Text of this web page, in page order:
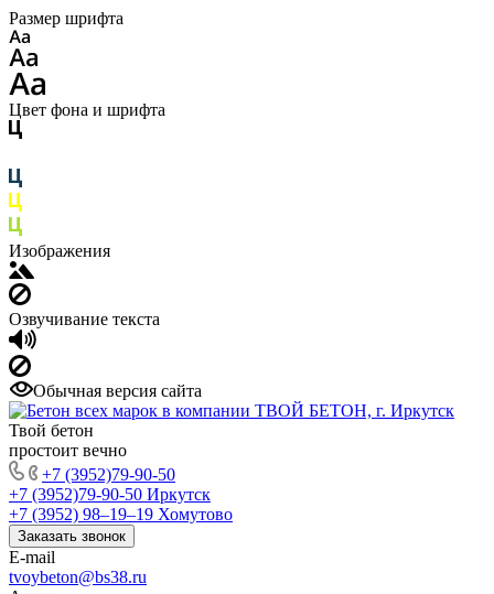
Размер шрифта
Цвет фона и шрифта
Изображения
Озвучивание текста
Обычная версия сайта
Твой бетон
простоит вечно
+7 (3952)79-90-50
+7 (3952)79-90-50 Иркутск
+7 (3952) 98‒19‒19 Хомутово
Заказать звонок
E-mail
tvoybeton@bs38.ru